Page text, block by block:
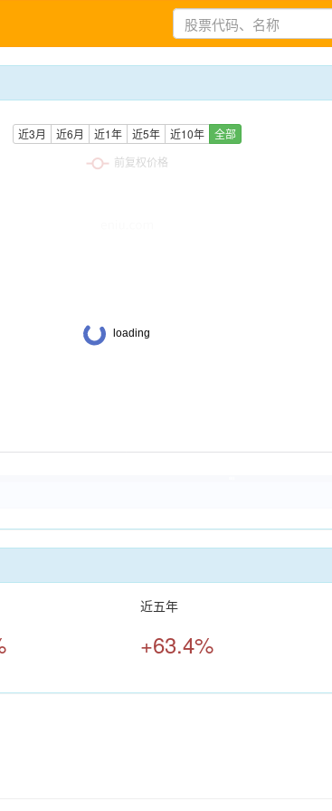
近3月 近6月 近1年 近5年 近10年 全部
近五年
+63.4%